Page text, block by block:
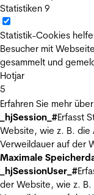
Statistiken 9
Statistik-Cookies
Besucher mit
gesammelt und
Hotjar
5
Erfahren Sie mehr
_hjSession_#Erfasst
Website, wie z. B. die
Verweildauer auf der
Maximale
_hjSessionUser_#
der Website, wie z. B.